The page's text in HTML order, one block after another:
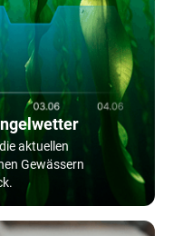
aktuellen
Gewässern